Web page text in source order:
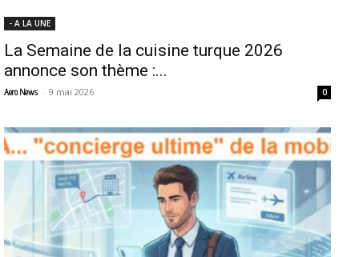
- A LA UNE
La Semaine de la cuisine turque 2026
annonce son thème :...
Aero News - 9 mai 2026 0